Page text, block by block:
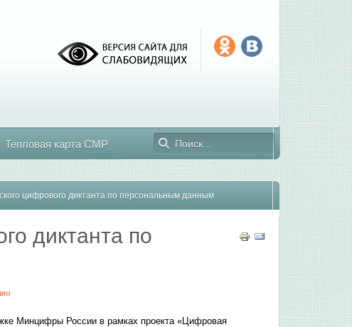
Тепловая карта СМР
цифрового диктанта по персональным данным
диктанта по
Минцифры России в рамках проекта «Цифровая